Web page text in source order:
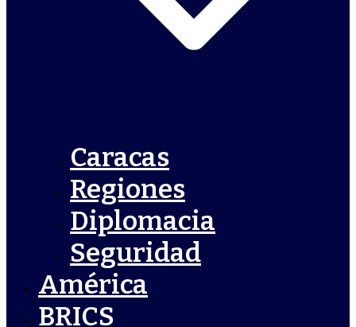
Caracas
Regiones
Diplomacia
Seguridad
América
BRICS